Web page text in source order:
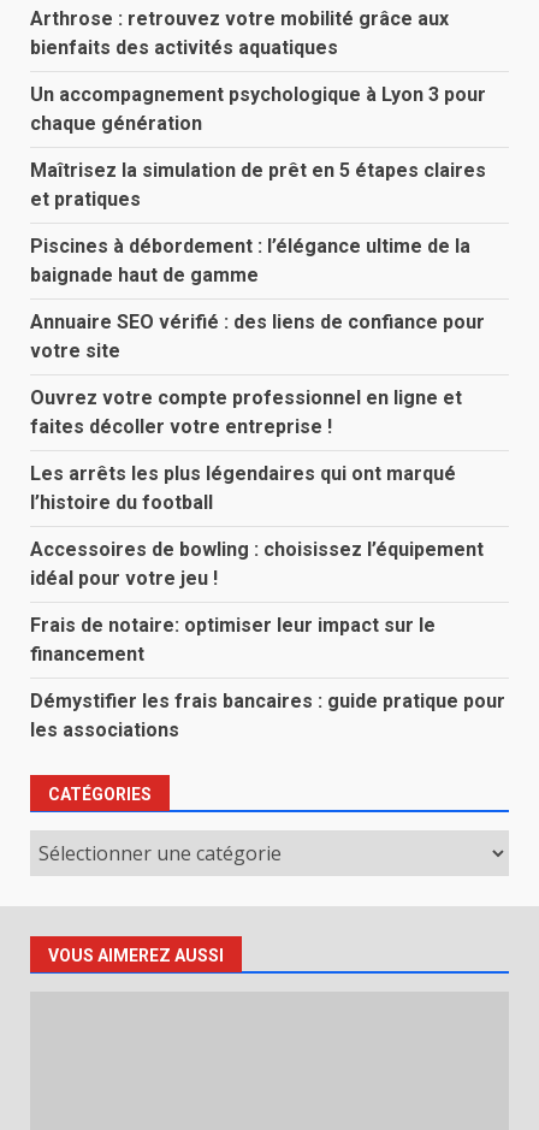
Arthrose : retrouvez votre mobilité grâce aux
bienfaits des activités aquatiques
Un accompagnement psychologique à Lyon 3 pour
chaque génération
Maîtrisez la simulation de prêt en 5 étapes claires
et pratiques
Piscines à débordement : l’élégance ultime de la
baignade haut de gamme
Annuaire SEO vérifié : des liens de confiance pour
votre site
Ouvrez votre compte professionnel en ligne et
faites décoller votre entreprise !
Les arrêts les plus légendaires qui ont marqué
l’histoire du football
Accessoires de bowling : choisissez l’équipement
idéal pour votre jeu !
Frais de notaire: optimiser leur impact sur le
financement
Démystifier les frais bancaires : guide pratique pour
les associations
CATÉGORIES
Catégories
VOUS AIMEREZ AUSSI